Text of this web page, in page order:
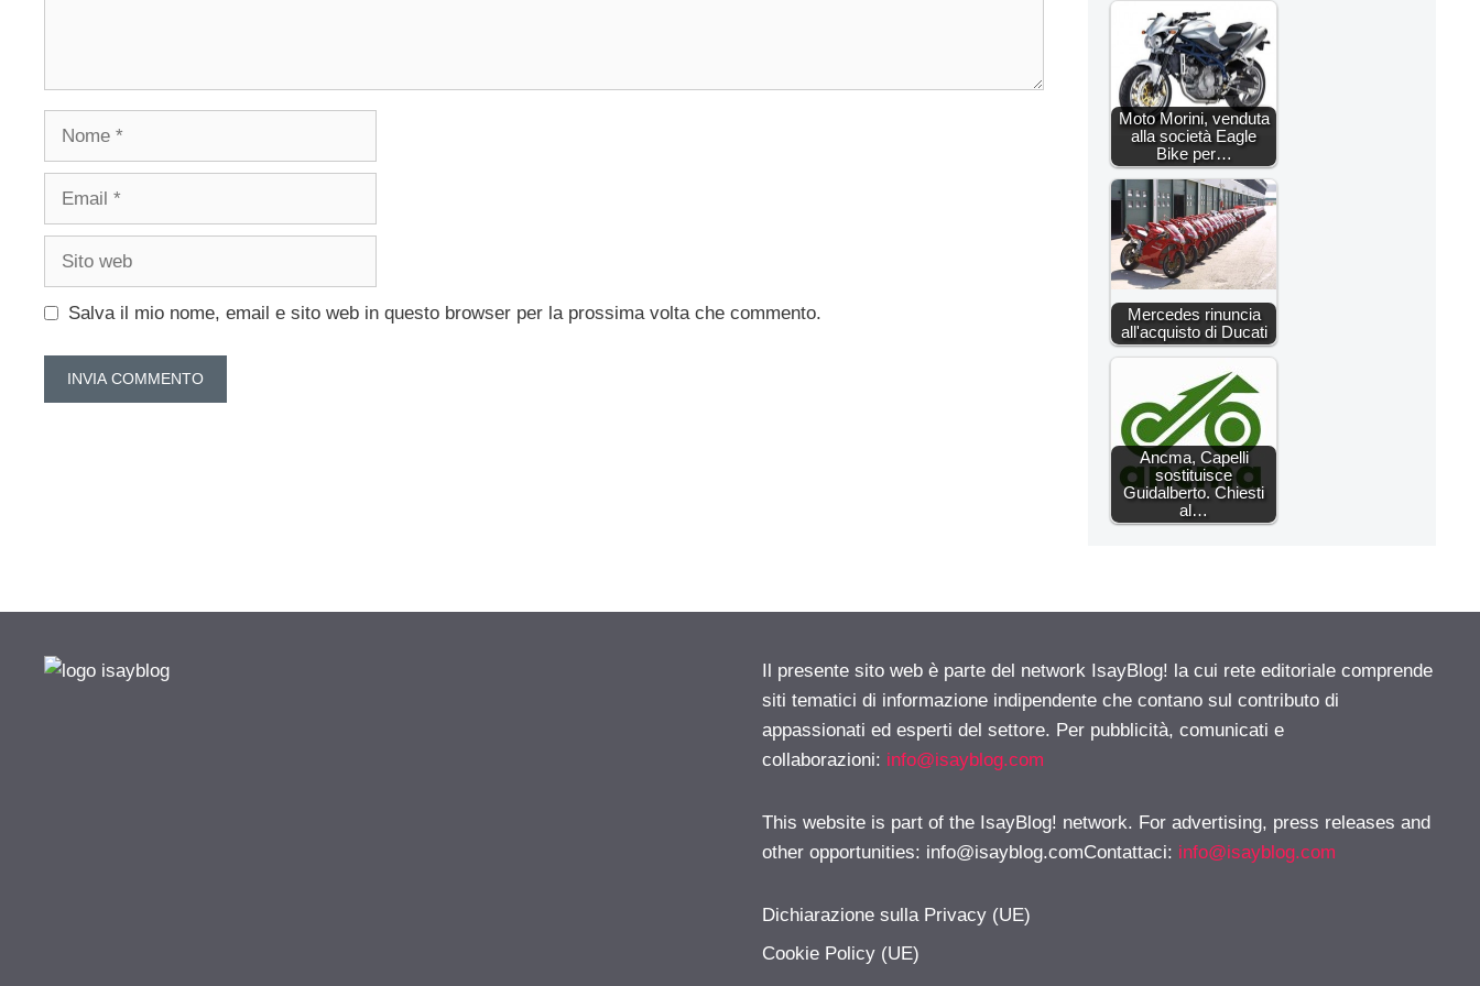
Nome
Email
Sito
Salva il mio nome, email e sito web in questo browser per la prossima volta che commento.
Moto Morini, venduta
alla società Eagle
Bike per…
Mercedes rinuncia
all'acquisto di Ducati
Ancma, Capelli
sostituisce
Guidalberto. Chiesti
al…
Il presente sito web è parte del network IsayBlog! la cui rete editoriale comprende
siti tematici di informazione indipendente che contano sul contributo di
appassionati ed esperti del settore. Per pubblicità, comunicati e
collaborazioni: info@isayblog.com
This website is part of the IsayBlog! network. For advertising, press releases and
other opportunities: info@isayblog.comContattaci: info@isayblog.com
Dichiarazione sulla Privacy (UE)
Cookie Policy (UE)